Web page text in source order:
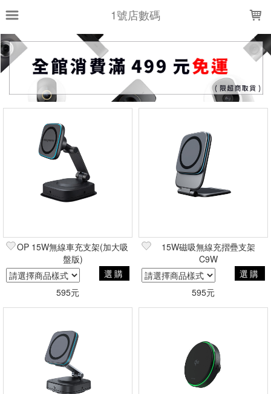
1號店數碼
上架時間 銷售件數 銷售價格
全部樣式
全部尺寸
現貨商品
OP 15W無線車充支架(加大吸
盤版)
選購
595元
15W磁吸無線充摺疊支架
C9W
選購
595元